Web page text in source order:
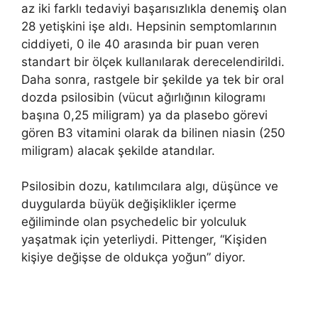
az iki farklı tedaviyi başarısızlıkla denemiş olan
28 yetişkini işe aldı. Hepsinin semptomlarının
ciddiyeti, 0 ile 40 arasında bir puan veren
standart bir ölçek kullanılarak derecelendirildi.
Daha sonra, rastgele bir şekilde ya tek bir oral
dozda psilosibin (vücut ağırlığının kilogramı
başına 0,25 miligram) ya da plasebo görevi
gören B3 vitamini olarak da bilinen niasin (250
miligram) alacak şekilde atandılar.
Psilosibin dozu, katılımcılara algı, düşünce ve
duygularda büyük değişiklikler içerme
eğiliminde olan psychedelic bir yolculuk
yaşatmak için yeterliydi. Pittenger, “Kişiden
kişiye değişse de oldukça yoğun” diyor.